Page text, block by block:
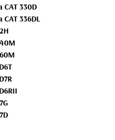
CAT 330D
336DL